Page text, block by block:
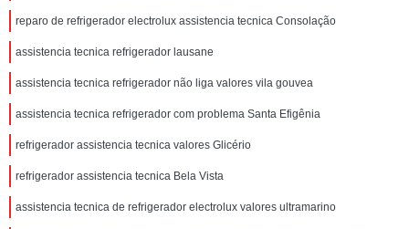
reparo de refrigerador electrolux assistencia tecnica Consolação
assistencia tecnica refrigerador lausane
assistencia tecnica refrigerador não liga valores vila gouvea
assistencia tecnica refrigerador com problema Santa Efigênia
refrigerador assistencia tecnica valores Glicério
refrigerador assistencia tecnica Bela Vista
assistencia tecnica de refrigerador electrolux valores ultramarino